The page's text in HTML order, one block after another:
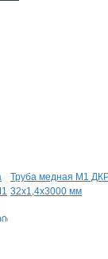
Труба медная М1
32х1,4х3000 мм